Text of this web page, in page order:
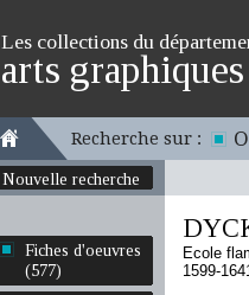
Les collections du
arts graphiques
Recherche sur :
Nouvelle recherche
Fiches d'oeuvres
(577)
Ecole
1599-